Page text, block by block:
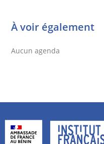
À voir également
Aucun agenda